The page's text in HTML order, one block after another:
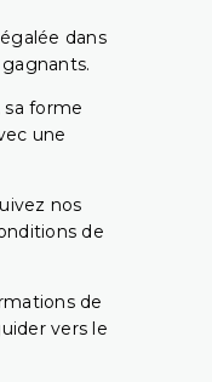
dans
forme
une
nos
de
de
vers le